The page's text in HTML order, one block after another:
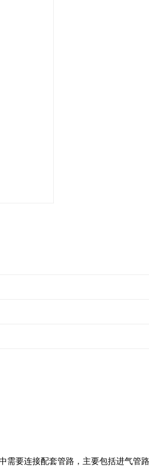
需要连接配套管路，主要包括进气